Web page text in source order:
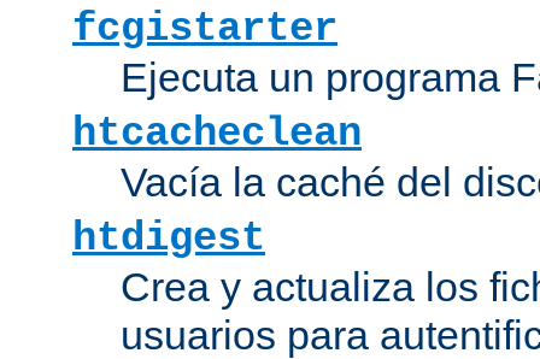
fcgistarter
Ejecuta un programa
htcacheclean
Vacía la caché del
htdigest
Crea y actualiza los
usuarios para